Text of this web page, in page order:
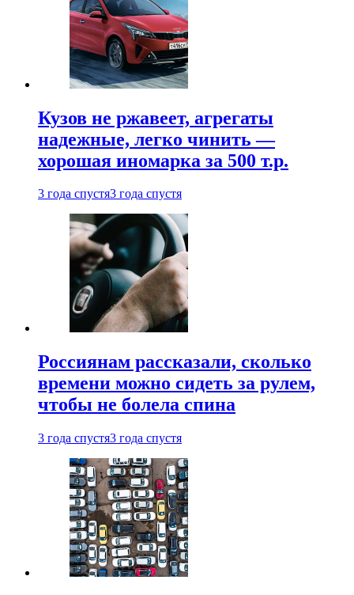
Кузов не ржавеет, агрегаты
надежные, легко чинить —
хорошая иномарка за 500 т.р.
3 года спустя3 года спустя
Россиянам рассказали, сколько
времени можно сидеть за рулем,
чтобы не болела спина
3 года спустя3 года спустя